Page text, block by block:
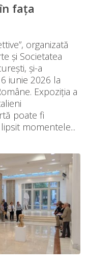
fața
organizată
și Societatea
și-a
iunie 2026 la
Expoziția a
poate fi
momentele...